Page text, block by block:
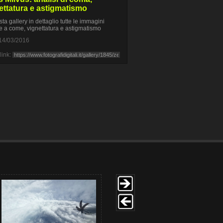
e astigmatismo
gallery in dettaglio tutte le immagini
a come, vignettatura e astigmatismo
03/2016